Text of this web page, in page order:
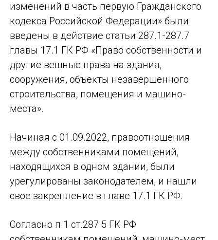
изменений в часть первую Гражданского
кодекса Российской Федерации» были
введены в действие статьи 287.1-287.7
главы 17.1 ГК РФ «Право собственности и
другие вещные права на здания,
сооружения, объекты незавершенного
строительства, помещения и машино-
места».
Начиная с 01.09.2022, правоотношения
между собственниками помещений,
находящихся в одном здании, были
урегулированы законодателем, и нашли
свое закрепление в главе 17.1 ГК РФ.
Согласно п.1 ст.287.5 ГК РФ